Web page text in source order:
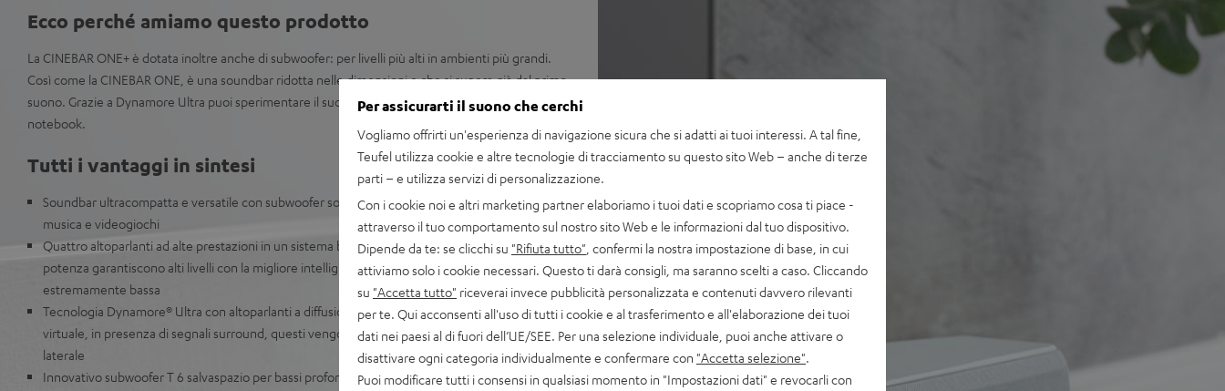
Ecco perché amiamo questo prodotto
La CINEBAR ONE+ è dotata inoltre anche di subwoofer: per livelli più alti in ambienti più grandi.
Così come la CINEBAR ONE, è una soundbar ridotta nelle dimensioni e che si supera già dal primo
suono. Grazie a Dynamore Ultra puoi sperimentare il suono surround virtuale - su TV, PC o
notebook.
Tutti i vantaggi in sintesi
Soundbar ultracompatta e versatile con subwoofer sottile per un suono travolgente per film,
musica e videogiochi
Quattro altoparlanti ad alte prestazioni in un sistema bass reflex ed efficienti amplificatori di
potenza garantiscono alti livelli con la migliore intelligibilità del parlato e una distorsione
estremamente bassa
Tecnologia Dynamore® Ultra con altoparlanti a diffusione laterale per un suono surround
virtuale, in presenza di segnali surround, questi vengono distribuiti agli altoparlanti a diffusione
laterale
Innovativo subwoofer T 6 salvaspazio per bassi profondi e precisi, può essere posizionato in
Per assicurarti il suono che cerchi
Vogliamo offrirti un'esperienza di navigazione sicura che si adatti ai tuoi interessi. A tal fine,
Teufel utilizza cookie e altre tecnologie di tracciamento su questo sito Web – anche di terze
parti – e utilizza servizi di personalizzazione.
Con i cookie noi e altri marketing partner elaboriamo i tuoi dati e scopriamo cosa ti piace -
attraverso il tuo comportamento sul nostro sito Web e le informazioni dal tuo dispositivo.
Dipende da te: se clicchi su "Rifiuta tutto" , confermi la nostra impostazione di base, in cui
attiviamo solo i cookie necessari. Questo ti darà consigli, ma saranno scelti a caso. Cliccando
su "Accetta tutto" riceverai invece pubblicità personalizzata e contenuti davvero rilevanti
per te. Qui acconsenti all'uso di tutti i cookie e al trasferimento e all'elaborazione dei tuoi
dati nei paesi al di fuori dell’UE/SEE. Per una selezione individuale, puoi anche attivare o
disattivare ogni categoria individualmente e confermare con "Accetta selezione"
Puoi modificare tutti i consensi in qualsiasi momento in "Impostazioni dati" e revocarli con